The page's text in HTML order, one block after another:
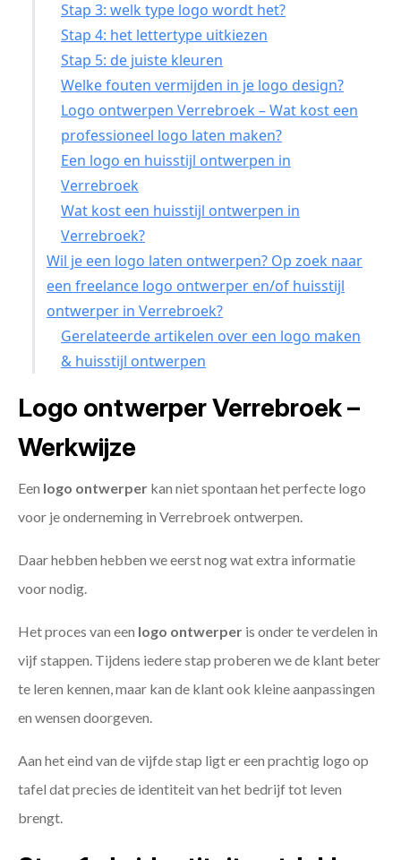
Stap 3: welk type logo wordt het?
Stap 4: het lettertype uitkiezen
Stap 5: de juiste kleuren
Welke fouten vermijden in je logo design?
Logo ontwerpen Verrebroek – Wat kost een
professioneel logo laten maken?
Een logo en huisstijl ontwerpen in
Verrebroek
Wat kost een huisstijl ontwerpen in
Verrebroek?
Wil je een logo laten ontwerpen? Op zoek naar
een freelance logo ontwerper en/of huisstijl
ontwerper in Verrebroek?
Gerelateerde artikelen over een logo maken
& huisstijl ontwerpen
Logo ontwerper Verrebroek –
Werkwijze
Een logo ontwerper kan niet spontaan het perfecte logo
voor je onderneming in Verrebroek ontwerpen.
Daar hebben hebben we eerst nog wat extra informatie
voor nodig.
Het proces van een logo ontwerper is onder te verdelen in
vijf stappen. Tijdens iedere stap proberen we de klant beter
te leren kennen, maar kan de klant ook kleine aanpassingen
en wensen doorgeven.
Aan het eind van de vijfde stap ligt er een prachtig logo op
tafel dat precies de identiteit van het bedrijf tot leven
brengt.